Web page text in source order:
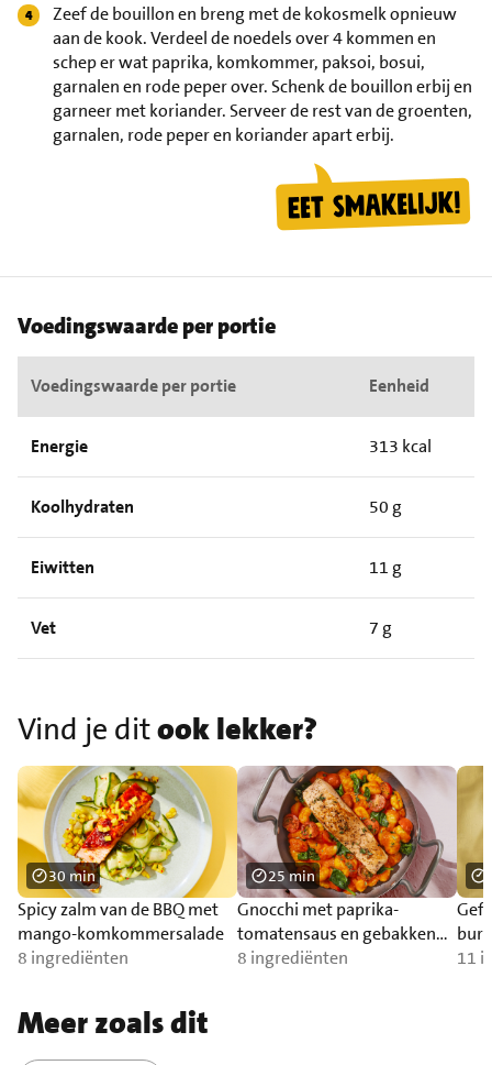
Zeef de bouillon en breng met de kokosmelk opnieuw
aan de kook. Verdeel de noedels over 4 kommen en
schep er wat paprika, komkommer, paksoi, bosui,
garnalen en rode peper over. Schenk de bouillon erbij en
garneer met koriander. Serveer de rest van de groenten,
garnalen, rode peper en koriander apart erbij.
Voedingswaarde per portie
Voedingswaarde per portie Eenheid
Energie 313 kcal
Koolhydraten 50 g
Eiwitten 11 g
Vet 7 g
Vind je ditook lekker?
Spicy zalm van de BBQ met
mango-komkommersalade
8 ingrediënten
30 min
Gnocchi met paprika-
tomatensaus en gebakken
zalm
8 ingrediënten
25 min
11
Meer zoals dit